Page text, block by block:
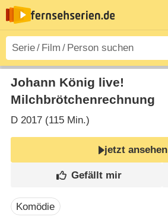
Johann König live!
Milchbrötchenrechnung
D2017 (115 Min.)
jetzt ansehen
Komödie